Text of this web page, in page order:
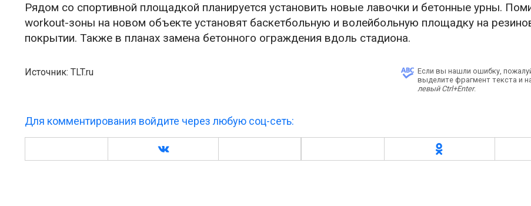
Рядом со спортивной площадкой планируется установить новые лавочки и бетонные урны.
workout-зоны на новом объекте установят баскетбольную и волейбольную площадку на
покрытии. Также в планах замена бетонного ограждения вдоль стадиона.
Источник: TLT.ru
Если вы нашли ошибку,
выделите фрагмент текста и
левый Ctrl+Enter.
Для комментирования войдите через любую соц-сеть: